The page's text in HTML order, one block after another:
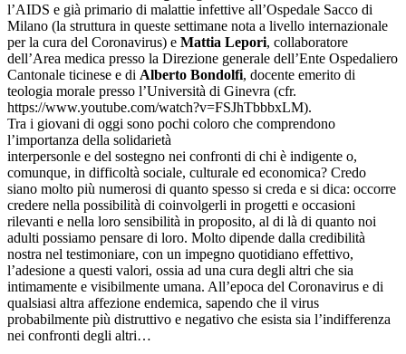
l’AIDS e già primario di malattie infettive all’Ospedale Sacco di
Milano (la struttura in queste settimane nota a livello internazionale
per la cura del Coronavirus) e Mattia Lepori, collaboratore
dell’Area medica presso la Direzione generale dell’Ente Ospedaliero
Cantonale ticinese e di Alberto Bondolfi, docente emerito di
teologia morale presso l’Università di Ginevra (cfr.
https://www.youtube.com/watch?v=FSJhTbbbxLM).
Tra i giovani di oggi sono pochi coloro che comprendono
l’importanza della solidarietà
interpersonle e del sostegno nei confronti di chi è indigente o,
comunque, in difficoltà sociale, culturale ed economica? Credo
siano molto più numerosi di quanto spesso si creda e si dica: occorre
credere nella possibilità di coinvolgerli in progetti e occasioni
rilevanti e nella loro sensibilità in proposito, al di là di quanto noi
adulti possiamo pensare di loro. Molto dipende dalla credibilità
nostra nel testimoniare, con un impegno quotidiano effettivo,
l’adesione a questi valori, ossia ad una cura degli altri che sia
intimamente e visibilmente umana. All’epoca del Coronavirus e di
qualsiasi altra affezione endemica, sapendo che il virus
probabilmente più distruttivo e negativo che esista sia l’indifferenza
nei confronti degli altri…